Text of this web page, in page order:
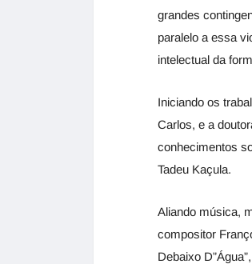
grandes
paralelo a essa
intelectual da
Iniciando os
Carlos, e a
conhecimentos
Tadeu Kaçula.
Aliando música,
compositor
Debaixo